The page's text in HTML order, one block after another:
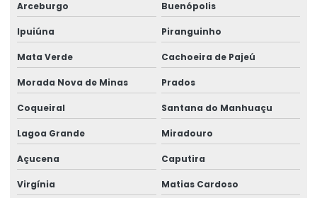
Arceburgo Buenópolis
Ipuiúna Piranguinho
Mata Verde Cachoeira de Pajeú
Morada Nova de Minas Prados
Coqueiral Santana do Manhuaçu
Lagoa Grande Miradouro
Açucena Caputira
Virgínia Matias Cardoso